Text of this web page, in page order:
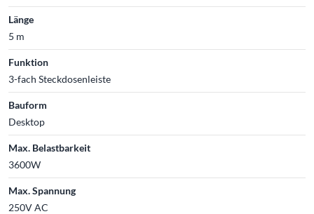
Länge
5 m
Funktion
3-fach Steckdosenleiste
Bauform
Desktop
Max. Belastbarkeit
3600W
Max. Spannung
250V AC